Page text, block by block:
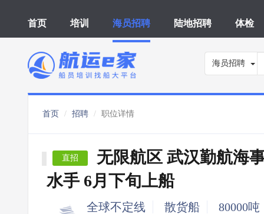
首页 培训 海员招聘 陆地招聘 体检
海员招聘
首页 招聘 职位详情
直招
无限航区 武汉勤航海
水手 6月下旬上船
全球不定线 散货船 80000吨